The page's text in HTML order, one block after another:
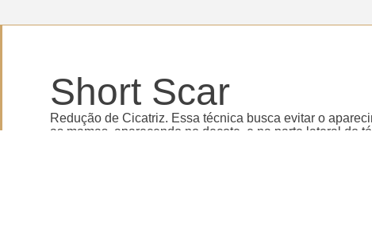
Short Scar
Redução de Cicatriz. Essa técnica busca evitar o
as mamas, aparecendo no decote, e na parte lateral do